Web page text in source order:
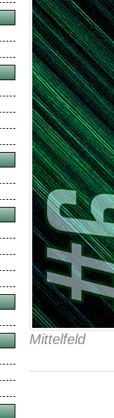
Mittelfeld